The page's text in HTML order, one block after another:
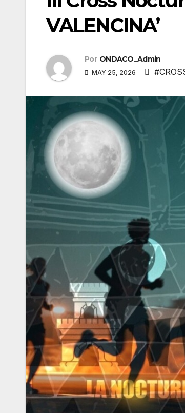
VALENCINA’
Por ONDACO_Admin
MAY 25, 2026